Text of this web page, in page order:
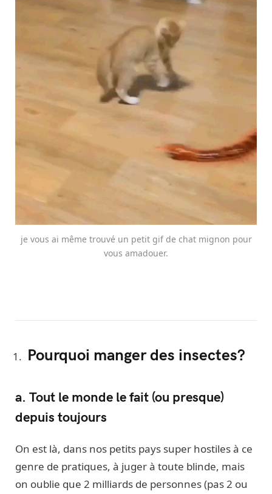
je vous ai même trouvé un petit gif de chat mignon pour
vous amadouer.
Pourquoi manger des insectes?
a. Tout le monde le fait (ou presque)
depuis toujours
On est là, dans nos petits pays super hostiles à ce
genre de pratiques, à juger à toute blinde, mais
on oublie que 2 milliards de personnes (pas 2 ou